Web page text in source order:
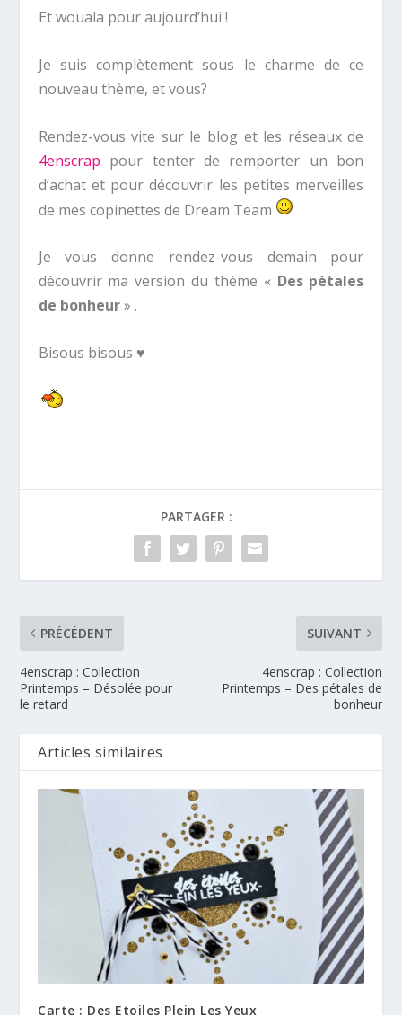
Et wouala pour aujourd’hui !
Je suis complètement sous le charme de ce
nouveau thème, et vous?
Rendez-vous vite sur le blog et les réseaux de
4enscrap pour tenter de remporter un bon
d’achat et pour découvrir les petites merveilles
de mes copinettes de Dream Team
Je vous donne rendez-vous demain pour
découvrir ma version du thème « Des pétales
de bonheur» .
Bisous bisous ♥
PARTAGER :
PRÉCÉDENT
4enscrap : Collection
Printemps – Désolée pour
le retard
SUIVANT
4enscrap : Collection
Printemps – Des pétales de
bonheur
Articles similaires
Carte : Des Etoiles Plein Les Yeux